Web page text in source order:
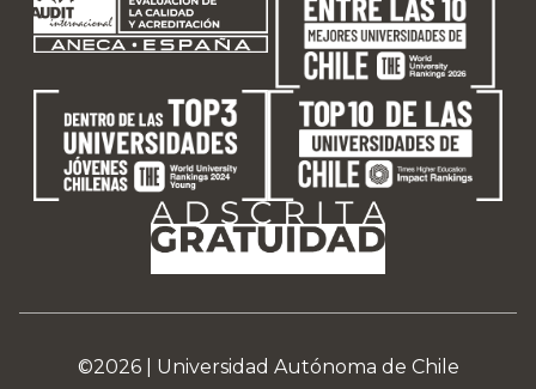
©2026 | Universidad Autónoma de Chile